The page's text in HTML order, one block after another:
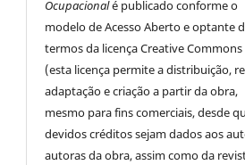
Ocupacionalé publicado conforme o
modelo de Acesso Aberto e optante
termos da licença Creative Commons
(esta licença permite a distribuição,
adaptação e criação a partir da obra,
mesmo para fins comerciais, desde
devidos créditos sejam dados aos
autoras da obra, assim como da